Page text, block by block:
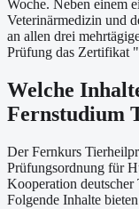
Woche. Neben einem
Veterinärmedizin und
an allen drei
Prüfung das Zertifikat
Welche
Fernstudium
Der Fernkurs
Prüfungsordnung für
Kooperation
Folgende Inhalte